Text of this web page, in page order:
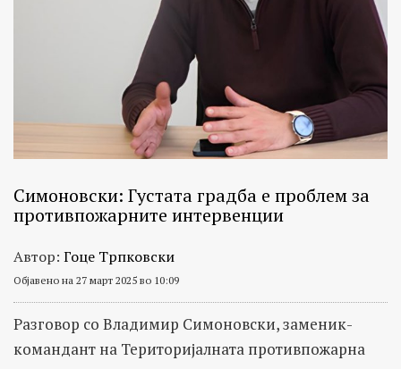
Симоновски: Густата градба е проблем за
противпожарните интервенции
Автор: Гоце Трпковски
Објавено на 27 март 2025 во 10:09
Разговор со Владимир Симоновски, заменик-
командант на Територијалната противпожарна